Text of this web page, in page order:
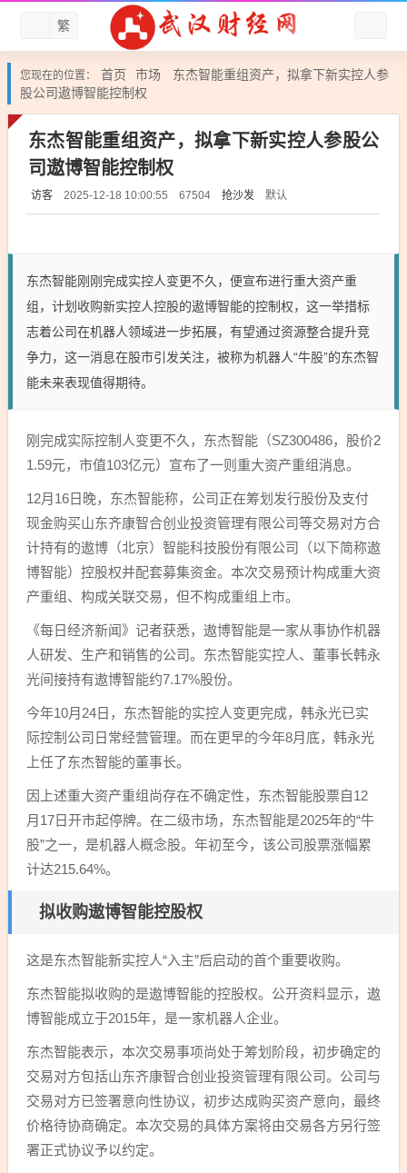
繁
您现在的位置： 首页 市场
东杰智能重组资产，拟拿下新实控人参
股公司遨博智能控制权
东杰智能重组资产，拟拿下新实控人参股公
司遨博智能控制权
访客 2025-12-18 10:00:55 67504 抢沙发 默认
东杰智能刚刚完成实控人变更不久，便宣布进行重大资产重
组，计划收购新实控人控股的遨博智能的控制权，这一举措标
志着公司在机器人领域进一步拓展，有望通过资源整合提升竞
争力，这一消息在股市引发关注，被称为机器人“牛股”的东杰智
能未来表现值得期待。
刚完成实际控制人变更不久，东杰智能（SZ300486，股价2
1.59元，市值103亿元）宣布了一则重大资产重组消息。
12月16日晚，东杰智能称，公司正在筹划发行股份及支付
现金购买山东齐康智合创业投资管理有限公司等交易对方合
计持有的遨博（北京）智能科技股份有限公司（以下简称遨
博智能）控股权并配套募集资金。本次交易预计构成重大资
产重组、构成关联交易，但不构成重组上市。
《每日经济新闻》记者获悉，遨博智能是一家从事协作机器
人研发、生产和销售的公司。东杰智能实控人、董事长韩永
光间接持有遨博智能约7.17%股份。
今年10月24日，东杰智能的实控人变更完成，韩永光已实
际控制公司日常经营管理。而在更早的今年8月底，韩永光
上任了东杰智能的董事长。
因上述重大资产重组尚存在不确定性，东杰智能股票自12
月17日开市起停牌。在二级市场，东杰智能是2025年的“牛
股”之一，是机器人概念股。年初至今，该公司股票涨幅累
计达215.64%。
拟收购遨博智能控股权
这是东杰智能新实控人“入主”后启动的首个重要收购。
东杰智能拟收购的是遨博智能的控股权。公开资料显示，遨
博智能成立于2015年，是一家机器人企业。
东杰智能表示，本次交易事项尚处于筹划阶段，初步确定的
交易对方包括山东齐康智合创业投资管理有限公司。公司与
交易对方已签署意向性协议，初步达成购买资产意向，最终
价格待协商确定。本次交易的具体方案将由交易各方另行签
署正式协议予以约定。